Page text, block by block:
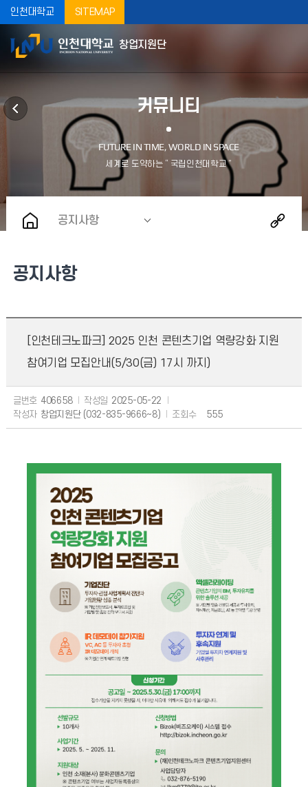
인천대학교 SITEMAP
창업지원단
커뮤니티
공지사항
공지사항
[인천테크노파크] 2025 인천 콘텐츠기업 역량강화 지원
참여기업 모집안내(5/30(금) 17시 까지)
글번호 406658 작성일 2025-05-22
작성자 창업지원단 (032-835-9666~8) 조회수 555